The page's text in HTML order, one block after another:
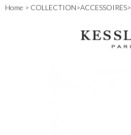
Home > COLLECTION>ACCESSOIRES>